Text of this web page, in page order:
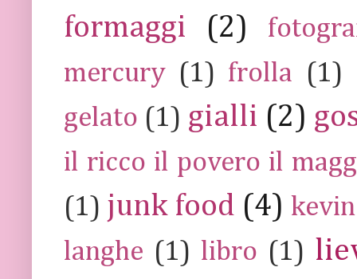
formaggi
(2)
mercury (1) frolla (1)
gelato (1) gialli (2)
il ricco il povero il
(1) junk food (4)
langhe (1) libro (1)